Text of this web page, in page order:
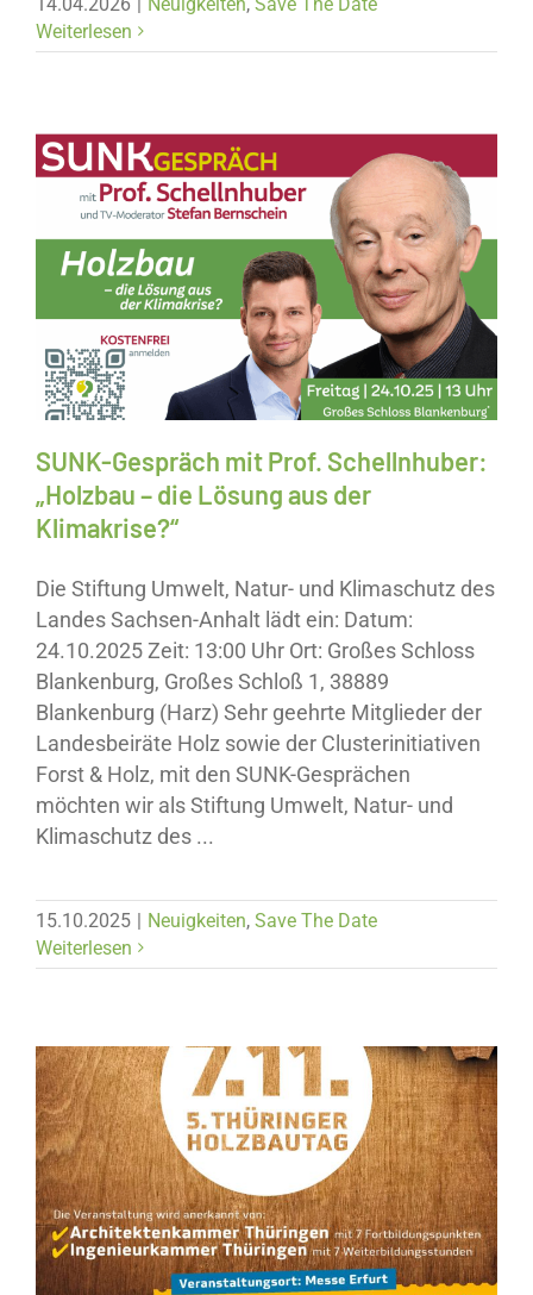
Weiterlesen
Neuigkeiten Save The Date
SUNK-Gespräch mit Prof. Schellnhuber:
„Holzbau – die Lösung aus der
Klimakrise?“
Die Stiftung Umwelt, Natur- und Klimaschutz des
Landes Sachsen-Anhalt lädt ein: Datum:
24.10.2025 Zeit: 13:00 Uhr Ort: Großes Schloss
Blankenburg, Großes Schloß 1, 38889
Blankenburg (Harz) Sehr geehrte Mitglieder der
Landesbeiräte Holz sowie der Clusterinitiativen
Forst & Holz, mit den SUNK-Gesprächen
möchten wir als Stiftung Umwelt, Natur- und
Klimaschutz des ...
15.10.2025 | Neuigkeiten, Save The Date
Weiterlesen
Neuigkeiten Save The Date